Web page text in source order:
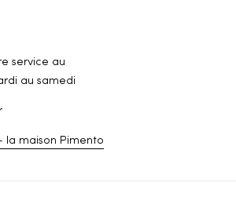
service au
au samedi
la maison Pimento